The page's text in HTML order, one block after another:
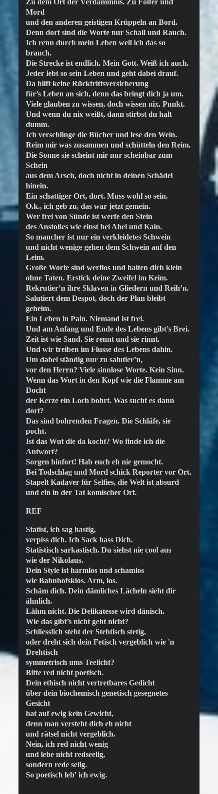
Mord
und den anderen geistigen Krüppeln an Bord.
Denn dort sind die Worte nur Schall und Rauch.
Ich renn durch mein Leben weil ich das so
brauch.
Die Strecke ist endlich. Mein Gott. Weiß ich auch.
Jeder lebt so sein Leben und geht dabei drauf.
Da hilft keine Rücktrittsversicherung
für’s Leben an sich, denn das bringt dich ja um.
Viele glauben zu wissen, doch wissen nix. Punkt.
Und wenn du nix weißt, dann stirbst du halt
dumm.
Ich verschlinge die Bücher und lese den Wein.
Reim mir was zusammen und schütteln den Reim.
Die Sonne sie scheint mir nur scheinbar zum
Schein
aus dem Arsch, doch nicht in deinen Schädel
hinein.
Ein schattiger Ort, dort. Muss wohl so sein.
O.k., ich geb zu, das war jetzt gemein.
Wer frei von Sünde ist werfe den Stein
des Anstoßes wie einst bei Abel und Kain.
So mancher ist nur ein verkleidetes Schwein
und nicht wenige gehen dem Schwein auf den
Leim.
Große Worte sind wertlos und halten dich klein
ohne Taten. Erstick deine Zweifel im Keim.
Rekrutier’n ihre Sklaven in Gliedern und Reih’n.
Salutiert dem Despot, doch der Plan bleibt
geheim.
Ein Leben in Pain. Niemand ist frei.
Und am Anfang und Ende des Lebens gibt’s Brei.
Zeit ist wie Sand. Sie rennt und sie rinnt.
Und wir treiben im Flusse des Lebens dahin.
Um dabei ständig nur zu salutier’n,
vor den Herrn? Viele sinnlose Worte. Kein Sinn.
Wenn das Wort in den Kopf wie die Flamme am
Docht
der Kerze ein Loch bohrt. Was sucht es dann
dort?
Das sind bohrenden Fragen. Die Schläfe, sie
pocht.
Ist das Wut die da kocht? Wo finde ich die
Antwort?
Sorgen hinfort! Hab euch eh nie gemocht.
Bei Todschlag und Mord schick Reporter vor Ort.
Stapelt Kadaver für Selfies, die Welt ist absurd
und ein in der Tat komischer Ort.
REF
Statist, ich sag hastig,
verpiss dich. Ich Sack hass Dich.
Statistisch sarkastisch. Du siehst nie cool aus
wie der Nikolaus.
Dein Style ist harmlos und schamlos
wie Bahnhofsklos. Arm, los.
Schäm dich. Dein dämliches Lächeln sieht dir
ähnlich.
Lähm nicht. Die Delikatesse wird dänisch.
Wie das gibt’s nicht geht nicht?
Schliesslich steht der Stehtisch stetig,
oder dreht sich dein Fetisch vergeblich wie 'n
Drehtisch
symmetrisch ums Teelicht?
Bitte red nicht poetisch.
Dein ethisch nicht vertretbares Gedicht
über dein biochemisch genetisch gesegnetes
Gesicht
hat auf ewig kein Gewicht,
denn man versteht dich eh nicht
und rätsel nicht vergeblich.
Nein, ich red nicht wenig
und lebe nicht redseelig,
sondern rede selig.
So poetisch leb' ich ewig.